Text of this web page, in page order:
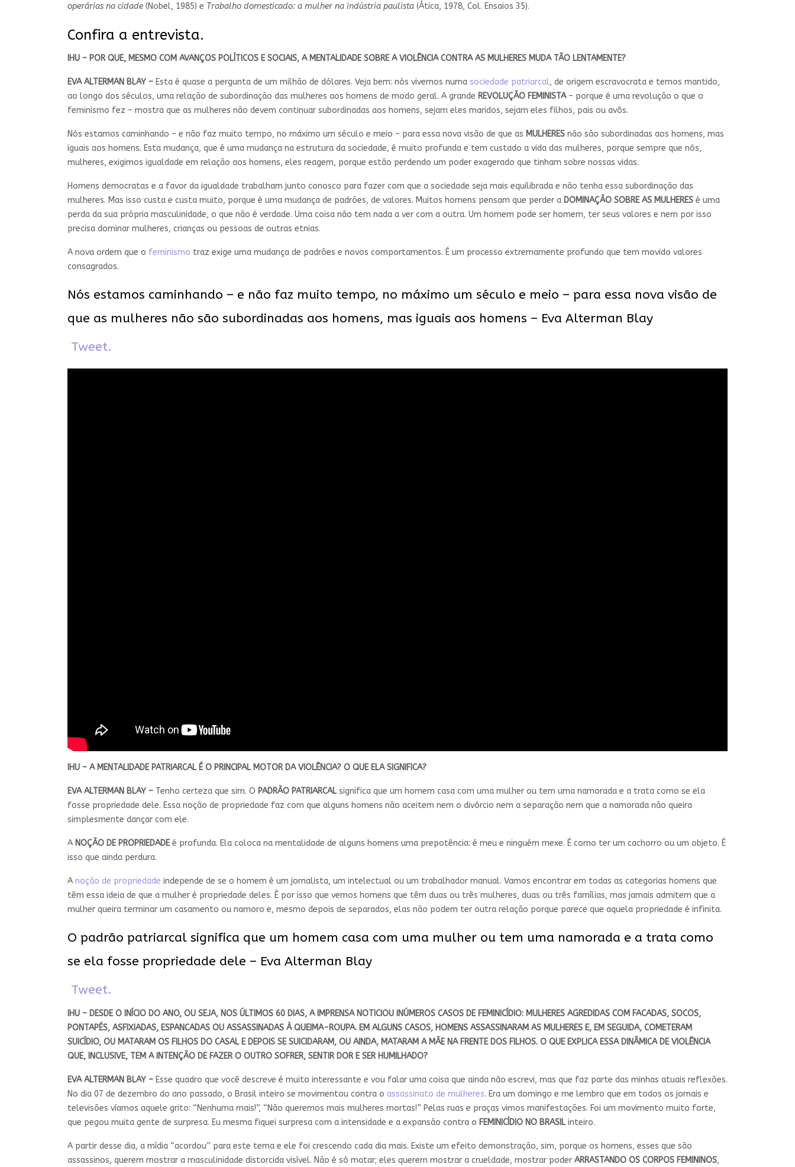
operárias na cidade (Nobel, 1985) e Trabalho domesticado: a mulher na indústria paulista (Ática, 1978, Col. Ensaios 35).
Confira a entrevista.
IHU – POR QUE, MESMO COM AVANÇOS POLÍTICOS E SOCIAIS, A MENTALIDADE SOBRE A VIOLÊNCIA CONTRA AS MULHERES MUDA TÃO LENTAMENTE?
EVA ALTERMAN BLAY – Esta é quase a pergunta de um milhão de dólares. Veja bem: nós vivemos numa sociedade patriarcal, de origem escravocrata e temos mantido,
ao longo dos séculos, uma relação de subordinação das mulheres aos homens de modo geral. A grande REVOLUÇÃO FEMINISTA – porque é uma revolução o que o
feminismo fez – mostra que as mulheres não devem continuar subordinadas aos homens, sejam eles maridos, sejam eles filhos, pais ou avôs.
Nós estamos caminhando – e não faz muito tempo, no máximo um século e meio – para essa nova visão de que as MULHERES não são subordinadas aos homens, mas
iguais aos homens. Esta mudança, que é uma mudança na estrutura da sociedade, é muito profunda e tem custado a vida das mulheres, porque sempre que nós,
mulheres, exigimos igualdade em relação aos homens, eles reagem, porque estão perdendo um poder exagerado que tinham sobre nossas vidas.
Homens democratas e a favor da igualdade trabalham junto conosco para fazer com que a sociedade seja mais equilibrada e não tenha essa subordinação das
mulheres. Mas isso custa e custa muito, porque é uma mudança de padrões, de valores. Muitos homens pensam que perder a DOMINAÇÃO SOBRE AS MULHERES é uma
perda da sua própria masculinidade, o que não é verdade. Uma coisa não tem nada a ver com a outra. Um homem pode ser homem, ter seus valores e nem por isso
precisa dominar mulheres, crianças ou pessoas de outras etnias.
A nova ordem que o feminismo traz exige uma mudança de padrões e novos comportamentos. É um processo extremamente profundo que tem movido valores
consagrados.
Nós estamos caminhando – e não faz muito tempo, no máximo um século e meio – para essa nova visão de
que as mulheres não são subordinadas aos homens, mas iguais aos homens – Eva Alterman Blay
Tweet.
IHU – A MENTALIDADE PATRIARCAL É O PRINCIPAL MOTOR DA VIOLÊNCIA? O QUE ELA SIGNIFICA?
EVA ALTERMAN BLAY – Tenho certeza que sim. O PADRÃO PATRIARCAL significa que um homem casa com uma mulher ou tem uma namorada e a trata como se ela
fosse propriedade dele. Essa noção de propriedade faz com que alguns homens não aceitem nem o divórcio nem a separação nem que a namorada não queira
simplesmente dançar com ele.
A NOÇÃO DE PROPRIEDADE é profunda. Ela coloca na mentalidade de alguns homens uma prepotência: é meu e ninguém mexe. É como ter um cachorro ou um objeto. É
isso que ainda perdura.
A noção de propriedade independe de se o homem é um jornalista, um intelectual ou um trabalhador manual. Vamos encontrar em todas as categorias homens que
têm essa ideia de que a mulher é propriedade deles. É por isso que vemos homens que têm duas ou três mulheres, duas ou três famílias, mas jamais admitem que a
mulher queira terminar um casamento ou namoro e, mesmo depois de separados, elas não podem ter outra relação porque parece que aquela propriedade é infinita.
O padrão patriarcal significa que um homem casa com uma mulher ou tem uma namorada e a trata como
se ela fosse propriedade dele – Eva Alterman Blay
Tweet.
IHU – DESDE O INÍCIO DO ANO, OU SEJA, NOS ÚLTIMOS 60 DIAS, A IMPRENSA NOTICIOU INÚMEROS CASOS DE FEMINICÍDIO: MULHERES AGREDIDAS COM FACADAS, SOCOS,
PONTAPÉS, ASFIXIADAS, ESPANCADAS OU ASSASSINADAS À QUEIMA-ROUPA. EM ALGUNS CASOS, HOMENS ASSASSINARAM AS MULHERES E, EM SEGUIDA, COMETERAM
SUICÍDIO, OU MATARAM OS FILHOS DO CASAL E DEPOIS SE SUICIDARAM, OU AINDA, MATARAM A MÃE NA FRENTE DOS FILHOS. O QUE EXPLICA ESSA DINÂMICA DE VIOLÊNCIA
QUE, INCLUSIVE, TEM A INTENÇÃO DE FAZER O OUTRO SOFRER, SENTIR DOR E SER HUMILHADO?
EVA ALTERMAN BLAY – Esse quadro que você descreve é muito interessante e vou falar uma coisa que ainda não escrevi, mas que faz parte das minhas atuais reflexões.
No dia 07 de dezembro do ano passado, o Brasil inteiro se movimentou contra o assassinato de mulheres. Era um domingo e me lembro que em todos os jornais e
televisões víamos aquele grito: “Nenhuma mais!”, “Não queremos mais mulheres mortas!” Pelas ruas e praças vimos manifestações. Foi um movimento muito forte,
que pegou muita gente de surpresa. Eu mesma fiquei surpresa com a intensidade e a expansão contra o FEMINICÍDIO NO BRASIL inteiro.
A partir desse dia, a mídia “acordou” para este tema e ele foi crescendo cada dia mais. Existe um efeito demonstração, sim, porque os homens, esses que são
assassinos, querem mostrar a masculinidade distorcida visível. Não é só matar; eles querem mostrar a crueldade, mostrar poder ARRASTANDO OS CORPOS FEMININOS,